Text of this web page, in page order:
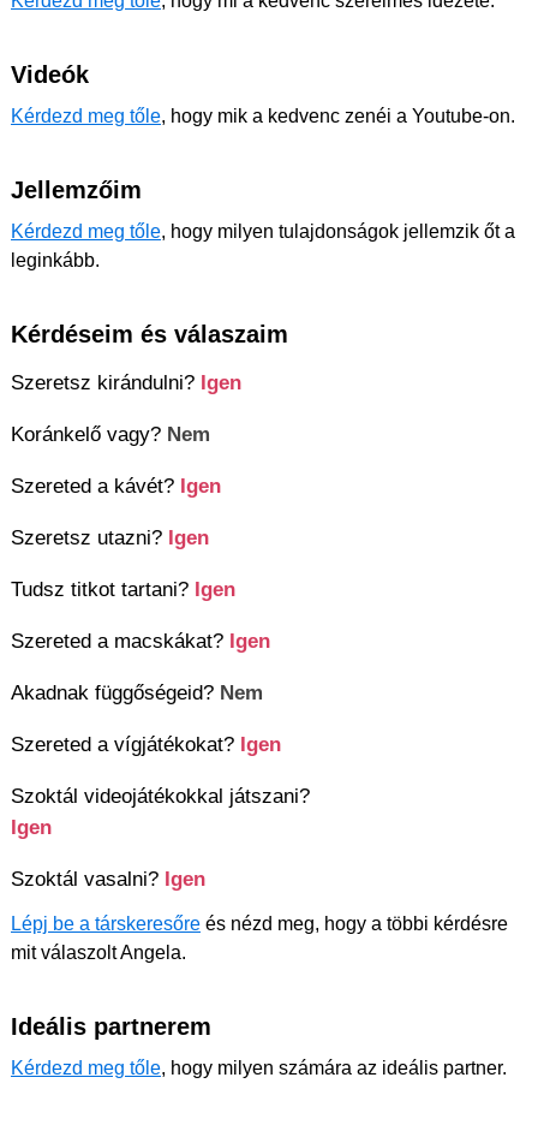
Videók
Kérdezd meg tőle, hogy mik a kedvenc zenéi a Youtube-on.
Jellemzőim
Kérdezd meg tőle, hogy milyen tulajdonságok jellemzik őt a
leginkább.
Kérdéseim és válaszaim
Szeretsz kirándulni? Igen
Koránkelő vagy? Nem
Szereted a kávét? Igen
Szeretsz utazni? Igen
Tudsz titkot tartani? Igen
Szereted a macskákat? Igen
Akadnak függőségeid? Nem
Szereted a vígjátékokat? Igen
Szoktál videojátékokkal játszani?
Igen
Szoktál vasalni? Igen
Lépj be a társkeresőre és nézd meg, hogy a többi kérdésre
mit válaszolt Angela.
Ideális partnerem
Kérdezd meg tőle, hogy milyen számára az ideális partner.